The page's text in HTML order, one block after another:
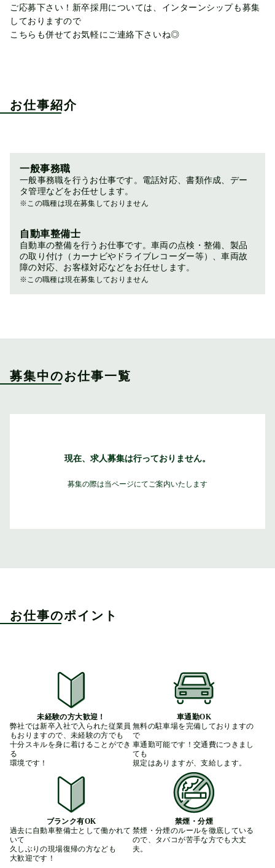
ご応募下さい！新卒採用については、インターンシップも募集
しておりますので
こちらも併せてお気軽にご連絡下さいね◎
お仕事紹介
一般事務職
一般事務職を行うお仕事です。電話対応、書類作成、デー
タ管理などをお任せします。
※この職種は現在募集しておりません
自動車整備士
自動車の整備を行うお仕事です。車両の点検・整備、製品
の取り付け（カーナビやドライブレコーダー等）、車両故
障の対応、お客様対応などをお任せします。
※この職種は現在募集しておりません
募集中のお仕事一覧
現在、求人募集は行っておりません。
募集の際は当ページにてご案内いたします
お仕事のポイント
未経験の方大歓迎！
弊社では新卒入社で入られた従業員
もおりますので、未経験の方でも
十分スキルを身に着けることができ
る
環境です！
車通勤OK
無料の駐車場を完備しておりますの
で
車通勤可能です！交通費につきまし
ても
規定はありますが、支給します。
ブランク有OK
過去に自動車整備士として働かれて
いて
久しぶりの現場復帰の方なども
大歓迎です！
禁煙・分煙
禁煙・分煙のルールを徹底している
ので、タバコが苦手な方でも大丈
夫。